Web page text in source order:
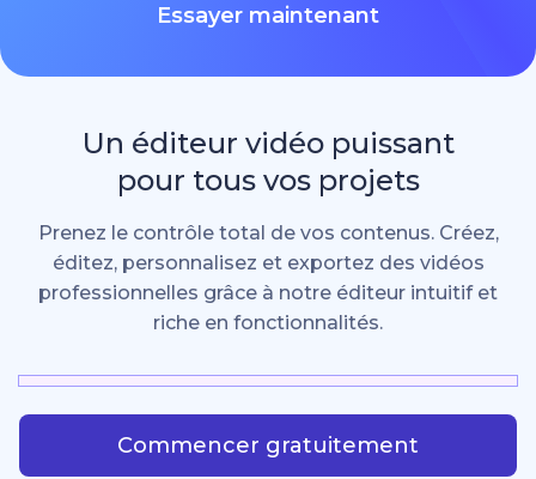
Essayer maintenant
Un éditeur vidéo puissant
pour tous vos projets
Prenez le contrôle total de vos contenus. Créez,
éditez, personnalisez et exportez des vidéos
professionnelles grâce à notre éditeur intuitif et
riche en fonctionnalités.
Commencer gratuitement